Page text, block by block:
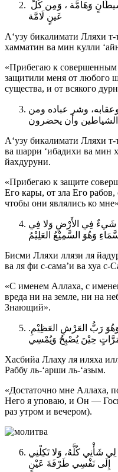
شَيطَانٍ وَهَامَّة ، وَمِن كُلِّ
عَينٍ لَامَّة
А‘узу бикалимати Лляхи
хамматин ва мин кулли
«Прибегаю к
защитили меня от любого
существа, и от всякого
وشر عباده ومن
وأن يحضرون
А‘узу бикалимати Лляхи
ва шарри ‘ибадихи ва мин
йахдуруни.
«Прибегаю к защите
Его кары, от зла Его
чтобы они являлись ко
شَيءٌ فِي الأَرْضِ وَلا فِي
وَهُوَ السَّمِيْعُ العَلِيْمُ
Бисми Лляхи ллязи ля
ва ля фи с-сама’и ва хуа с-
«С именем Аллаха, с
вреда ни на земле, ни на
Знающий».
وَهُوَ رَبُّ العَرْشِ العَظِيْمِ.
حِيْنَ يُصْبِحُ وَيُمْسِي
Хасбийа Ллаху ля иляха
Раббу ль-‘арши ль-‘азым.
«Достаточно мне Аллаха,
Него я уповаю, и Он —
раз утром и вечером).
شَأْنِي كُلَّهُ، وَلا تَكِلْنِي
إِلَى نَفْسِي طَرْفَةَ عَيْنٍ